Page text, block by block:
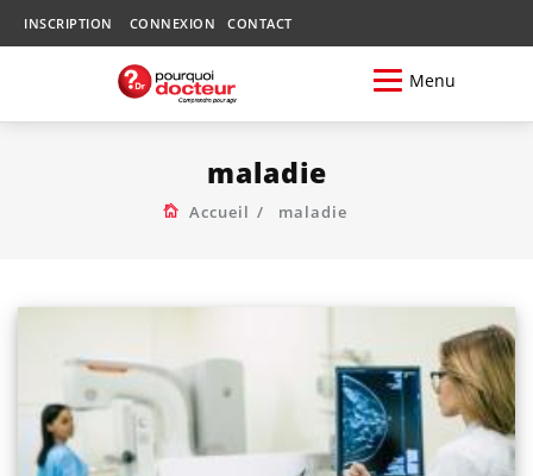
INSCRIPTION CONNEXION CONTACT
Menu
maladie
Accueil maladie